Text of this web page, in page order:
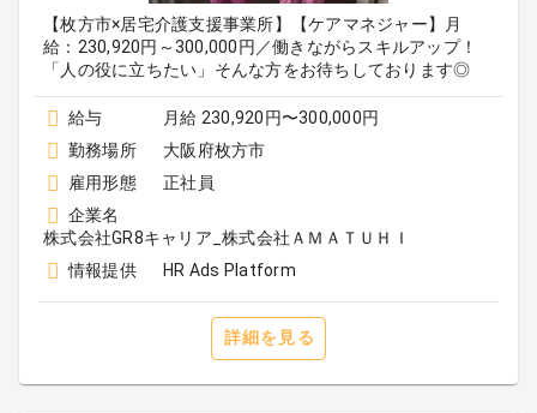
【枚方市×居宅介護支援事業所】【ケアマネジャー】月
給：230,920円～300,000円／働きながらスキルアップ！
「人の役に立ちたい」そんな方をお待ちしております◎
給与
月給 230,920円〜300,000円
勤務場所
大阪府枚方市
雇用形態
正社員
企業名
株式会社GR8キャリア_株式会社ＡＭＡＴＵＨＩ
情報提供
HR Ads Platform
詳細を見る